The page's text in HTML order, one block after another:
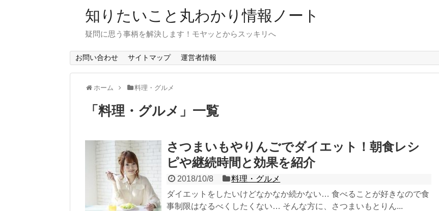
知りたいこと丸わかり情報ノート
疑問に思う事柄を解決します！モヤッとからスッキリへ
お問い合わせ サイトマップ 運営者情報
ホーム 料理・グルメ
「 料理・グルメ 」 一覧
さつまいもやりんごでダイエット！朝食レシ
ピや継続時間と効果を紹介
2018/10/8
料理・グルメ
ダイエットをしたいけどなかなか続かない… 食べることが好きなので食
事制限はなるべくしたくない… そんな方に、さつまいもとりん...